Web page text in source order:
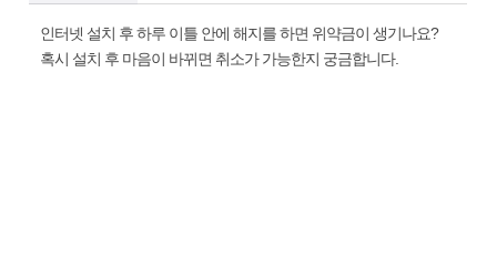
인터넷 설치 후 하루 이틀 안에 해지를 하면 위약금이 생기나요?
혹시 설치 후 마음이 바뀌면 취소가 가능한지 궁금합니다.